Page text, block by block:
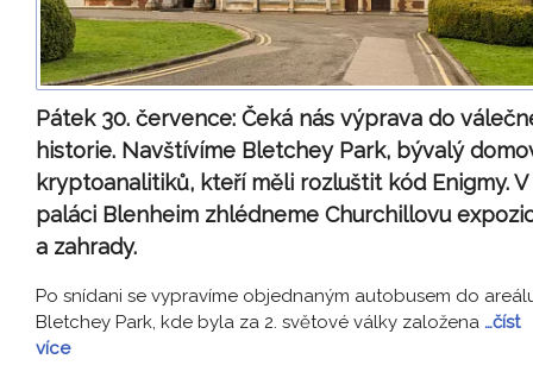
Pátek 30. července: Čeká nás výprava do
historie. Navštívíme Bletchey Park, bývalý
kryptoanalitiků, kteří měli rozluštit kód Enigmy. V
paláci Blenheim zhlédneme Churchillovu
a zahrady.
Po snídani se vypravíme objednaným autobusem do
Bletchey Park, kde byla za 2. světové války založena …číst
více